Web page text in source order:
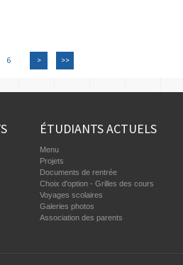
6 > >>
ÉTUDIANTS ACTUELS
Menu
Projets
Documents de rentrée
Choix d'option - Grilles des cours
Voyages scolaires
Galeries photos
Association des parents